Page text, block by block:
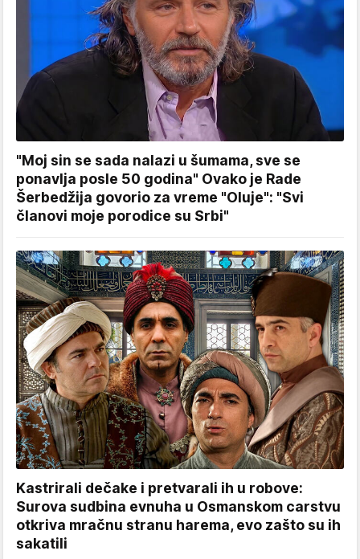
"Moj sin se sada nalazi u šumama, sve se
ponavlja posle 50 godina" Ovako je Rade
Šerbedžija govorio za vreme "Oluje": "Svi
članovi moje porodice su Srbi"
Kastrirali dečake i pretvarali ih u robove:
Surova sudbina evnuha u Osmanskom carstvu
otkriva mračnu stranu harema, evo zašto su ih
sakatili